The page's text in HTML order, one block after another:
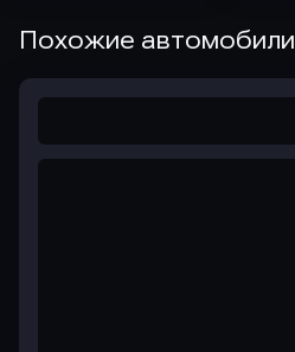
Похожие автомобили